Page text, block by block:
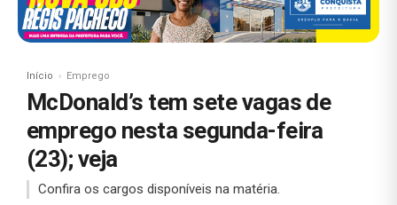
Início Emprego
McDonald’s tem sete vagas de
emprego nesta segunda-feira
(23); veja
Confira os cargos disponíveis na matéria.